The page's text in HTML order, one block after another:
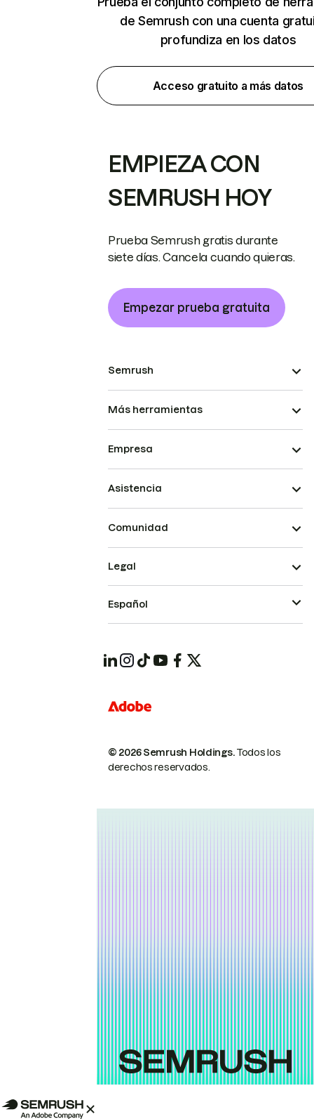
de Semrush con una cuenta
profundiza en los datos
Acceso gratuito a más datos
EMPIEZA CON
SEMRUSH HOY
Prueba Semrush gratis durante
siete días. Cancela cuando quieras.
Empezar prueba gratuita
Semrush
Más herramientas
Empresa
Asistencia
Comunidad
© 2026 Semrush Holdings.Todos los
derechos reservados.
Legal
Español